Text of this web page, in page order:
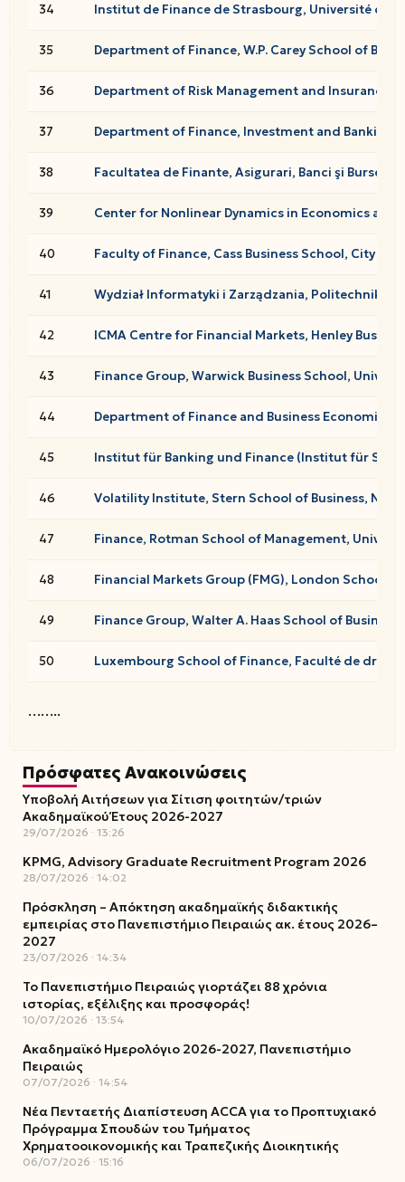
34 Institut de Finance de Strasbourg, Université de
35 Department of Finance, W.P. Carey School of
36 Department of Risk Management and Insurance,
37 Department of Finance, Investment and
38 Facultatea de Finante, Asigurari, Banci şi Burse
39 Center for Nonlinear Dynamics in Economics
40 Faculty of Finance, Cass Business School, City
41 Wydział Informatyki i Zarządzania, Politechnika
42 ICMA Centre for Financial Markets, Henley
43 Finance Group, Warwick Business School,
44 Department of Finance and Business Economics,
45 Institut für Banking und Finance (Institut für
46 Volatility Institute, Stern School of Business, New
47 Finance, Rotman School of Management,
48 Financial Markets Group (FMG), London School of
49 Finance Group, Walter A. Haas School of
50 Luxembourg School of Finance, Faculté de
……..
Πρόσφατες Ανακοινώσεις
Υποβολή Αιτήσεων για Σίτιση φοιτητών/τριών
Ακαδημαϊκού Έτους 2026-2027
29/07/2026 13:26
KPMG, Advisory Graduate Recruitment Program 2026
28/07/2026 14:02
Πρόσκληση – Απόκτηση ακαδημαϊκής διδακτικής
εμπειρίας στο Πανεπιστήμιο Πειραιώς ακ. έτους 2026–
2027
23/07/2026 14:34
Το Πανεπιστήμιο Πειραιώς γιορτάζει 88 χρόνια
ιστορίας, εξέλιξης και προσφοράς!
10/07/2026 13:54
Ακαδημαϊκό Ημερολόγιο 2026-2027, Πανεπιστήμιο
Πειραιώς
07/07/2026 14:54
Νέα Πενταετής Διαπίστευση ACCA για το Προπτυχιακό
Πρόγραμμα Σπουδών του Τμήματος
Χρηματοοικονομικής και Τραπεζικής Διοικητικής
06/07/2026 15:16